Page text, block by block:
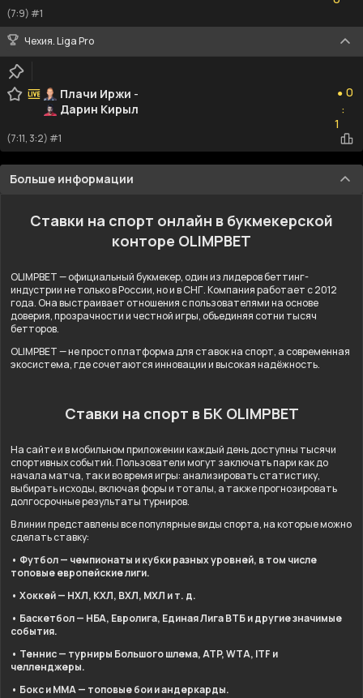
(7:9) #1
Чехия. Liga Pro
Плачи Иржи -
Дарин Кирыл
● 0
:
1
(7:11, 3:2) #1
Больше информации
Ставки на спорт онлайн в букмекерской
конторе OLIMPBET
OLIMPBET — официальный букмекер, один из лидеров беттинг-
индустрии не только в России, но и в СНГ. Компания работает с 2012
года. Она выстраивает отношения с пользователями на основе
доверия, прозрачности и честной игры, объединяя сотни тысяч
бетторов.
OLIMPBET — не просто платформа для ставок на спорт, а современная
экосистема, где сочетаются инновации и высокая надёжность.
Ставки на спорт в БК OLIMPBET
На сайте и в мобильном приложении каждый день доступны тысячи
спортивных событий. Пользователи могут заключать пари как до
начала матча, так и во время игры: анализировать статистику,
выбирать исходы, включая форы и тоталы, а также прогнозировать
долгосрочные результаты турниров.
В линии представлены все популярные виды спорта, на которые можно
сделать ставку:
• Футбол — чемпионаты и кубки разных уровней, в том числе
топовые европейские лиги.
• Хоккей — НХЛ, КХЛ, ВХЛ, МХЛ и т. д.
• Баскетбол — НБА, Евролига, Единая Лига ВТБ и другие значимые
события.
• Теннис — турниры Большого шлема, ATP, WTA, ITF и
челленджеры.
• Бокс и ММА — топовые бои и андеркарды.